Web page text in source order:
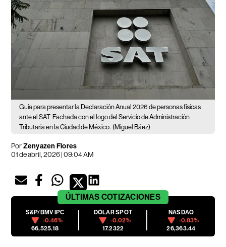
Guía para presentar la Declaración Anual 2026 de personas físicas
ante el SAT Fachada con el logo del Servicio de Administración
Tributaria en la Ciudad de México. (Miguel Báez)
PorZenyazen Flores
01 de abril, 2026 | 09:04 AM
ÚLTIMAS COTIZACIONES
S&P/BMV IPC
-0.46%
66,525.18
DÓLAR SPOT
-0.02%
17.2322
NASDAQ
-0.83%
26,363.44